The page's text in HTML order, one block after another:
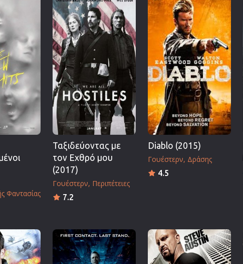
Παιδικές
Περιπέτειες
Πολεμικές
Πολεμικές Τέχνες
Πολιτική
Σπορ
Τηλεοπτικές Σειρές
Τρόμου
Φαντασίας
Φιλμ Νουάρ
Χριστουγεννιάτικες
Φαντασίας
Ταξιδεύοντας με
τον Εχθρό μου
(2017)
Γουέστερν Περιπέτειες
7.2
Diablo (2015)
Γουέστερν Δράσης
4.5